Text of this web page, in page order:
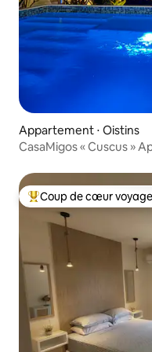
Appartement ⋅ Oistins
CasaMigos « Cuscus »
Coups de cœur
Coup de cœur